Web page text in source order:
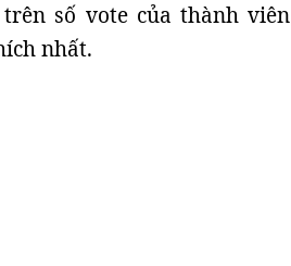
số vote của thành
nhất.